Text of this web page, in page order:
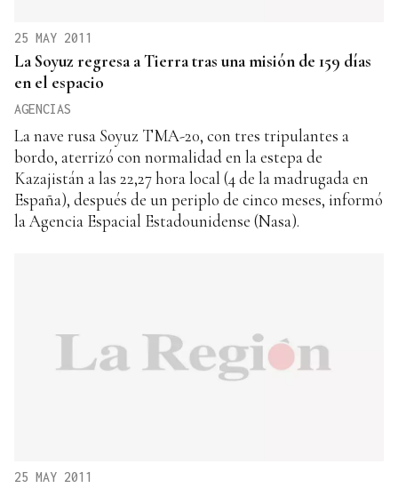
25 MAY 2011
La Soyuz regresa a Tierra tras una misión de 159 días
en el espacio
AGENCIAS
La nave rusa Soyuz TMA-20, con tres tripulantes a
bordo, aterrizó con normalidad en la estepa de
Kazajistán a las 22,27 hora local (4 de la madrugada en
España), después de un periplo de cinco meses, informó
la Agencia Espacial Estadounidense (Nasa).
25 MAY 2011